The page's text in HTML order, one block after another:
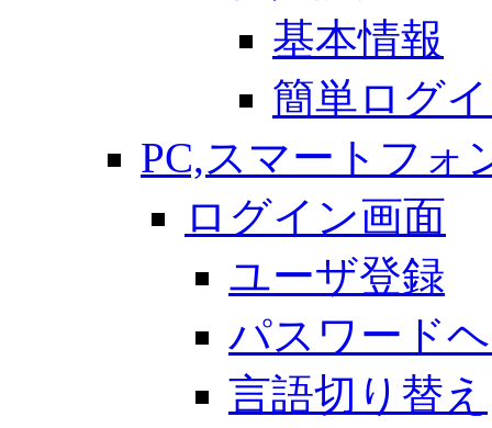
基本情報
簡単ログ
PC,スマートフォ
ログイン画面
ユーザ登録
パスワード
言語切り替え